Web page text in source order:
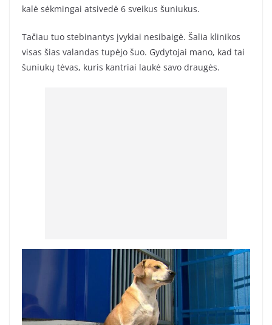
kalė sėkmingai atsivedė 6 sveikus šuniukus.
Tačiau tuo stebinantys įvykiai nesibaigė. Šalia klinikos
visas šias valandas tupėjo šuo. Gydytojai mano, kad tai
šuniukų tėvas, kuris kantriai laukė savo draugės.